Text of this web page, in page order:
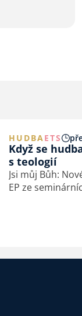
HUDBAETS
Když se
s teologií
Jsi můj Bůh:
EP ze